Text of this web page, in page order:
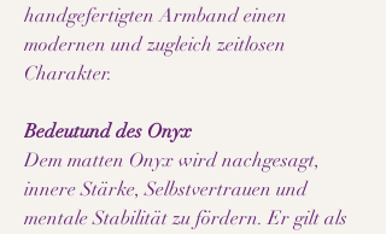
handgefertigten Armband einen
modernen und zugleich zeitlosen
Charakter.
Bedeutund des Onyx
Dem matten Onyx wird nachgesagt,
innere Stärke, Selbstvertrauen und
mentale Stabilität zu fördern. Er gilt als